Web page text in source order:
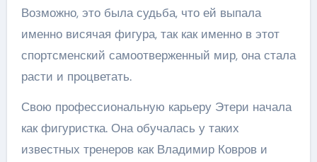
Возможно, это была судьба, что ей выпала
именно висячая фигура, так как именно в этот
спортсменский самоотверженный мир, она стала
расти и процветать.
Свою профессиональную карьеру Этери начала
как фигуристка. Она обучалась у таких
известных тренеров как Владимир Ковров и